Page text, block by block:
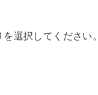
選択してください。